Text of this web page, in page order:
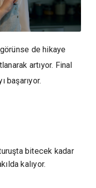
de hikaye
artıyor. Final
başarıyor.
bitecek kadar
kalıyor.